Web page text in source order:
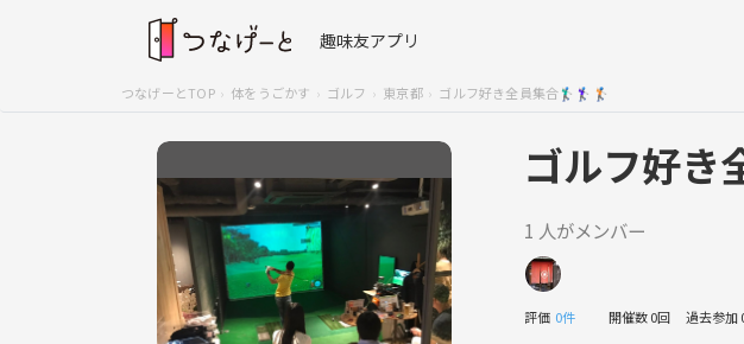
趣味友アプリ
つなげーとTOP 体をうごかす ゴルフ 東京都 ゴルフ好き全員集合🏌🏻‍♂️🏌🏻‍♀️🏌🏻
ゴルフ好き全
1 人がメンバー
評価 0件 開催数 0回 過去参加